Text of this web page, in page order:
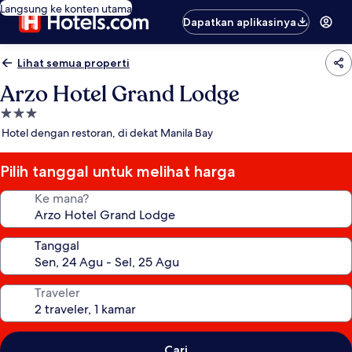
Langsung ke konten utama
Dapatkan aplikasinya
Lihat semua properti
Arzo Hotel Grand Lodge
Properti
bintang
Hotel dengan restoran, di dekat Manila Bay
Pilih tanggal untuk melihat harga
Ke mana?
Tanggal
Traveler